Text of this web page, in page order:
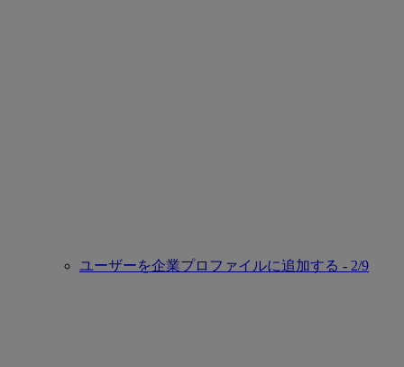
ユーザーを企業プロファイルに追加する - 2/9